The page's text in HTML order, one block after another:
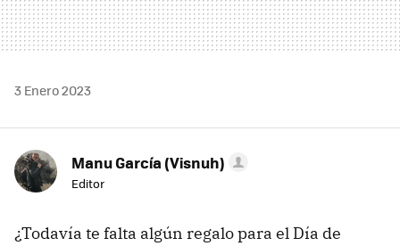
3 Enero 2023
Manu García (Visnuh)
Editor
¿Todavía te falta algún regalo para el Día de